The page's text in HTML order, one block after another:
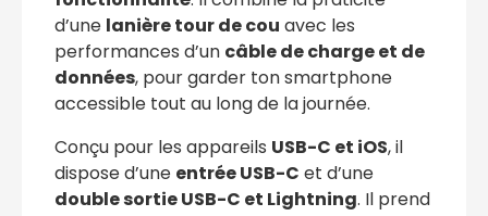
d’une lanière tour de cou avec les
performances d’un câble de charge et de
données, pour garder ton smartphone
accessible tout au long de la journée.
Conçu pour les appareils USB-C et iOS, il
dispose d’une entrée USB-C et d’une
double sortie USB-C et Lightning. Il prend